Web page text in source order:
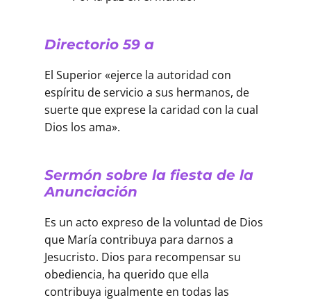
Directorio 59 a
El Superior «ejerce la autoridad con
espíritu de servicio a sus hermanos, de
suerte que exprese la caridad con la cual
Dios los ama».
Sermón sobre la fiesta de la
Anunciación
Es un acto expreso de la voluntad de Dios
que María contribuya para darnos a
Jesucristo. Dios para recompensar su
obediencia, ha querido que ella
contribuya igualmente en todas las